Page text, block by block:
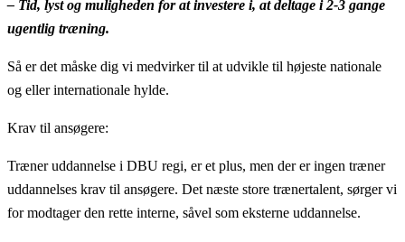
– Tid, lyst og muligheden for at investere i, at deltage i 2-3 gange
ugentlig træning.
Så er det måske dig vi medvirker til at udvikle til højeste nationale
og eller internationale hylde.
Krav til ansøgere:
Træner uddannelse i DBU regi, er et plus, men der er ingen træner
uddannelses krav til ansøgere. Det næste store trænertalent, sørger vi
for modtager den rette interne, såvel som eksterne uddannelse.